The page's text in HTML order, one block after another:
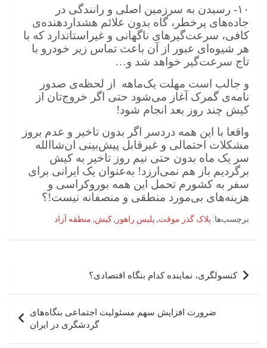
۱۰-
رسیدن به سرزمین اصلی و رانندگی در
جاده‌های پرخطر، گاه بدون علائم هشداردهنده‌ی
کافی، سرعت‌گیرهای ناگهانی و غیراستاندارد که با
هر شیوه‌ای عبور از آن باعث تماس زیر خودرو با
تاج سرعت‌گیر خواهد شد و…
و جالب است مهلت یک‌ماهه از لحظه‌ی صدور
نامه‌ی گمرک آغاز می‌شود حتی اگر خروج‌تان از
کیش چند روز بعد انجام شود!
واقعا با این همه دردسر اگر بدون تاخیر و عدم بروز
مشکلات احتمالی و غیرقابل پیش‌بینی ان‌شاالله
سر یک ماه بدون حتی نیم روز تاخیر به کیش
برگردیم باز هم نمی‌ارزد! به‌عنوان یک ایرانی برای
سفر به کشورم تحمل این همه بوروکراسی و
هزینه‌های بی‌مورد منطقی و منصفانه نیست!؟
برچسب‌ها: پلاک گذر موقت, پلیس راهور ,کیش, منطقه آزاد
راهبری
نوشته
کنسولگری، نماینده کدام بنگاه اقتصادی؟
ضرورت افزایش سهم مسئولیت اجتماعی بنگاه‌های
گردشگری در ایران